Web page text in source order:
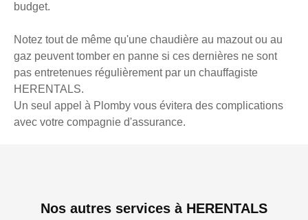
budget.
Notez tout de même qu'une chaudière au mazout ou au
gaz peuvent tomber en panne si ces dernières ne sont
pas entretenues régulièrement par un chauffagiste
HERENTALS.
Un seul appel à Plomby vous évitera des complications
avec votre compagnie d'assurance.
Nos autres services à HERENTALS